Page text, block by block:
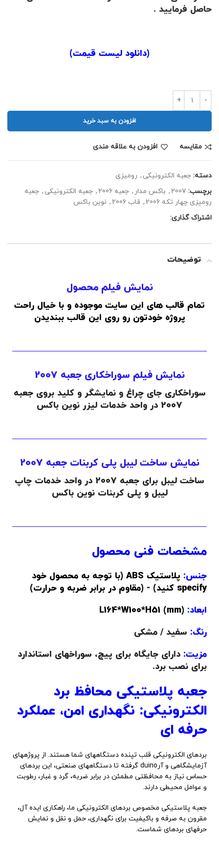
حاصل فرمایید .
(دانلود لیست قیمت)
افزودن به سبد خرید
مقايسه افزودن به علاقه مندی
دسته: جعبه الکترونیکی , رومیزی
برچسب: 2007
, باکس مدار , جعبه 2006 , جعبه الکترونیکی , جعبه
رومیزی چهار تکه 2006
, قاب 2006 , نوین باکس
اشتراک گذاری:
توضیحات
نمایش فیلم محصول
تمام قالب های این سایت موجوده و با خیال راحت
پروژه خودتون رو روی این قالب ببندیدن
نمایش فیلم سوراخکاری جعبه 2007
سوراخکاری جای چراغ و نمایشگر و کلید بروی جعبه
2007 در واحد خدمات لیزر نوین باکس
نمایش ساخت لیبل پلی کربنات جعبه 2007
ساخت لیبل برای جعبه 2007 در واحد خدمات چاپ
لیبل و پلی کربنات نوین باکس
مشخصات فنی محصول
جنس:
پلاستیک ABS (با توجه به محصول خود
specify کنید) - (مقاوم در برابر ضربه و حرارت)
ابعاد: (L164*W100*H51 (mm
رنگ: سفید / مشکی
مزیت: دارای جایگاه برای پیچ، سوراخهای استاندارد
برای نصب برد.
جعبه پلاستیکی محافظ برد
الکترونیکی: نگهداری امن، عملکرد
حرفه ای
بردهای الکترونیکی قلب تپنده دستگاههای شما هستند. از پروژههای
آزمایشگاهی و آرduino گرفته تا دستگاههای صنعتی، این بردهای
حساس نیاز به محافظتی مطمئن در برابر ضربه، گرد و غبار، رطوبت
و عوامل محیطی دارند.
جعبه پلاستیکی مخصوص بردهای الکترونیکی ما، راهکاری ایده آل،
مقرون به صرفه و باکیفیت برای نگهداری، حمل و نقل و نمایش
حرفهای بردهای شماست.